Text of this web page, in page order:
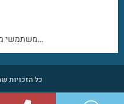
משתמשי מקבוק נהנים מאיכות צליל נקי, מדויק וחד…
כל הזכויות